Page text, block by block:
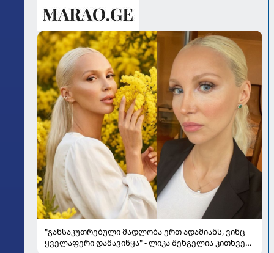
"განსაკუთრებული მადლობა ერთ ადამიანს, ვინც
ყველაფერი დამავიწყა" - ლიკა შენგელია კითხვებს